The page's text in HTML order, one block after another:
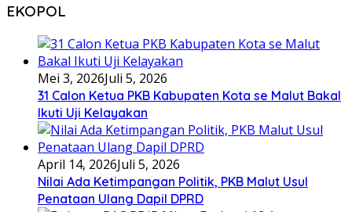
EKOPOL
Mei 3, 2026Juli 5, 2026
31 Calon Ketua PKB Kabupaten Kota se Malut Bakal
Ikuti Uji Kelayakan
April 14, 2026Juli 5, 2026
Nilai Ada Ketimpangan Politik, PKB Malut Usul
Penataan Ulang Dapil DPRD